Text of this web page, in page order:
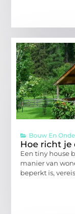
Bouw En
Hoe richt je
Een tiny house
manier van
beperkt is,